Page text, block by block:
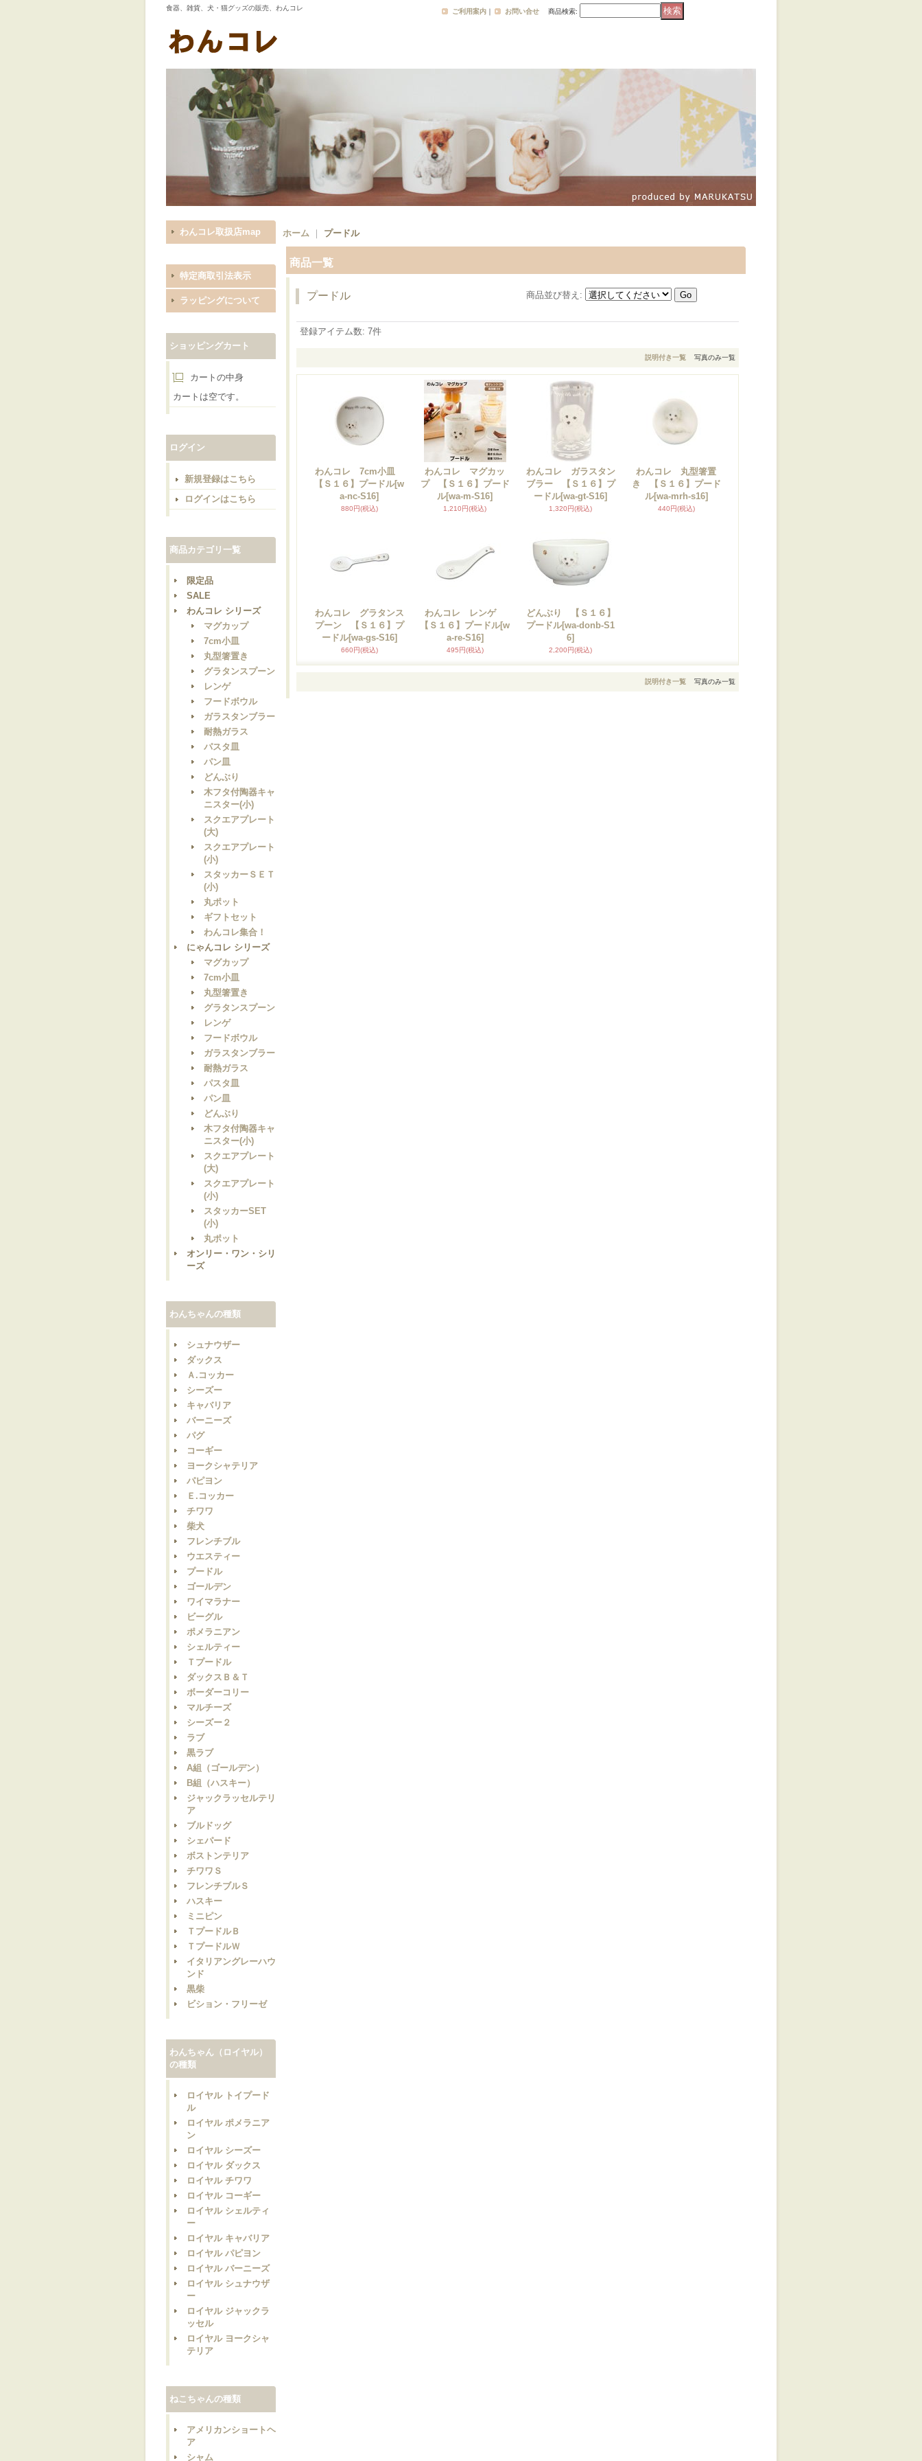
食器、雑貨、犬・猫グッズの販売、わんコレ ご利用案内 ｜ お問い合せ 商品検索:
わんコレ取扱店map
特定商取引法表示
ラッピングについて
ショッピングカート
カートの中身
カートは空です。
ログイン
新規登録はこちら
ログインはこちら
商品カテゴリ一覧
限定品
SALE
わんコレ シリーズ
マグカップ
7cm小皿
丸型箸置き
グラタンスプーン
レンゲ
フードボウル
ガラスタンブラー
耐熱ガラス
パスタ皿
パン皿
どんぶり
木フタ付陶器キャ
ニスター(小)
スクエアプレート
(大)
スクエアプレート
(小)
スタッカーＳＥＴ
(小)
丸ポット
ギフトセット
わんコレ集合！
にゃんコレ シリーズ
マグカップ
7cm小皿
丸型箸置き
グラタンスプーン
レンゲ
フードボウル
ガラスタンブラー
耐熱ガラス
パスタ皿
パン皿
どんぶり
木フタ付陶器キャ
ニスター(小)
スクエアプレート
(大)
スクエアプレート
(小)
スタッカーSET
(小)
丸ポット
オンリー・ワン・シリ
ーズ
わんちゃんの種類
シュナウザー
ダックス
Ａ.コッカー
シーズー
キャバリア
バーニーズ
パグ
コーギー
ヨークシャテリア
パピヨン
Ｅ.コッカー
チワワ
柴犬
フレンチブル
ウエスティー
プードル
ゴールデン
ワイマラナー
ビーグル
ポメラニアン
シェルティー
Ｔプードル
ダックスＢ＆Ｔ
ボーダーコリー
マルチーズ
シーズー２
ラブ
黒ラブ
A組（ゴールデン）
B組（ハスキー）
ジャックラッセルテリ
ア
ブルドッグ
シェパード
ボストンテリア
チワワＳ
フレンチブルＳ
ハスキー
ミニピン
ＴプードルＢ
ＴプードルＷ
イタリアングレーハウ
ンド
黒柴
ビション・フリーゼ
わんちゃん（ロイヤル）
の種類
ロイヤル トイプード
ル
ロイヤル ポメラニア
ン
ロイヤル シーズー
ロイヤル ダックス
ロイヤル チワワ
ロイヤル コーギー
ロイヤル シェルティ
ー
ロイヤル キャバリア
ロイヤル パピヨン
ロイヤル バーニーズ
ロイヤル シュナウザ
ー
ロイヤル ジャックラ
ッセル
ロイヤル ヨークシャ
テリア
ねこちゃんの種類
アメリカンショートヘ
ア
シャム
ホーム プードル
商品一覧
プードル 商品並び替え :
登録アイテム数: 7件
説明付き一覧 写真のみ一覧
わんコレ 7cm小皿
【Ｓ１６】プードル[w
a-nc-S16]
880円(税込)
わんコレ マグカッ
プ 【Ｓ１６】プード
ル[wa-m-S16]
1,210円(税込)
わんコレ ガラスタン
ブラー 【Ｓ１６】プ
ードル[wa-gt-S16]
1,320円(税込)
わんコレ 丸型箸置
き 【Ｓ１６】プード
ル[wa-mrh-s16]
440円(税込)
わんコレ グラタンス
プーン 【Ｓ１６】プ
ードル[wa-gs-S16]
660円(税込)
わんコレ レンゲ
【Ｓ１６】プードル[w
a-re-S16]
495円(税込)
どんぶり 【Ｓ１６】
プードル[wa-donb-S1
6]
2,200円(税込)
説明付き一覧 写真のみ一覧